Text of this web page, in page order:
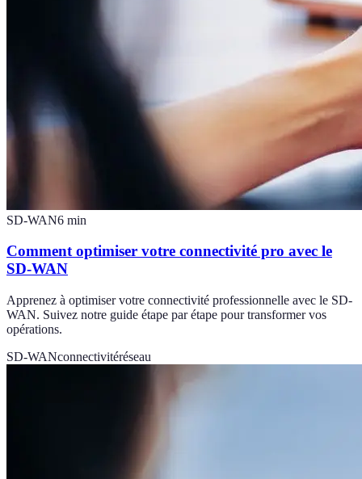
SD-WAN6 min
Comment optimiser votre connectivité pro avec le
SD-WAN
Apprenez à optimiser votre connectivité professionnelle avec le SD-
WAN. Suivez notre guide étape par étape pour transformer vos
opérations.
SD-WANconnectivitéréseau